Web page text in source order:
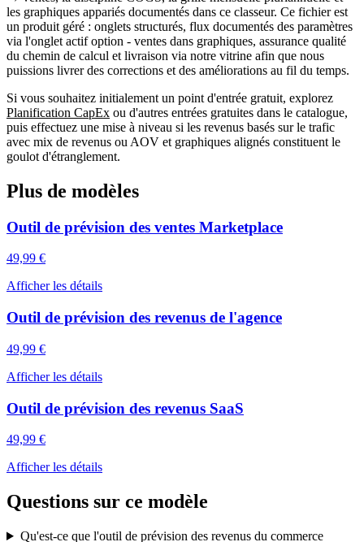
les graphiques appariés documentés dans ce classeur. Ce fichier est
un produit géré : onglets structurés, flux documentés des paramètres
via l'onglet actifoption - ventes dans graphiques, assurance qualité
du chemin de calcul et livraison via notre vitrine afin que nous
puissions livrer des corrections et des améliorations au fil du temps.
Si vous souhaitez initialement un point d'entrée gratuit, explorez
Planification CapEx ou d'autres entrées gratuites dans le catalogue,
puis effectuez une mise à niveau si les revenus basés sur le trafic
avec mix de revenus ou AOV et graphiques alignés constituent le
goulot d'étranglement.
Plus de modèles
Outil de prévision des ventes Marketplace
49,99 €
Afficher les détails
Outil de prévision des revenus de l'agence
49,99 €
Afficher les détails
Outil de prévision des revenus SaaS
49,99 €
Afficher les détails
Questions sur ce modèle
Qu'est-ce que l'outil de prévision des revenus du commerce